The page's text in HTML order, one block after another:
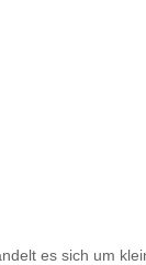
es sich um